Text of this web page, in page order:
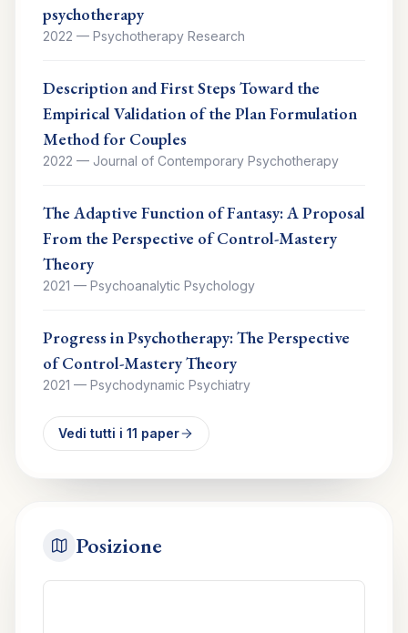
psychotherapy
2022 — Psychotherapy Research
Description and First Steps Toward the
Empirical Validation of the Plan Formulation
Method for Couples
2022 — Journal of Contemporary Psychotherapy
The Adaptive Function of Fantasy: A Proposal
From the Perspective of Control-Mastery
Theory
2021 — Psychoanalytic Psychology
Progress in Psychotherapy: The Perspective
of Control-Mastery Theory
2021 — Psychodynamic Psychiatry
Vedi tutti i 11 paper
Posizione